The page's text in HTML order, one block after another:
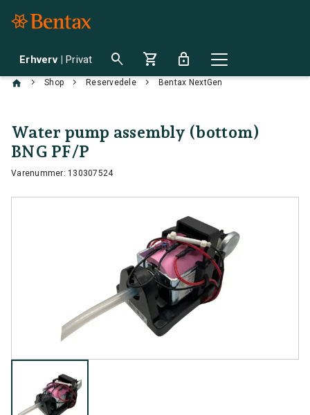
Erhverv | Privat search shopping_cart lock
chevron_right Shop chevron_right Reservedele chevron_right Bentax NextGen
Water pump assembly (bottom)
BNG PF/P
Varenummer: 130307524